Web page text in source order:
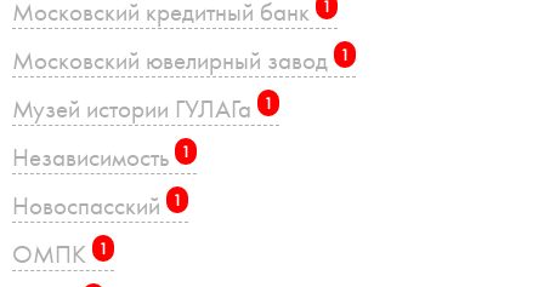
Московский кредитный банк 1
Московский ювелирный завод 1
Музей истории ГУЛАГа 1
Независимость 1
Новоспасский 1
ОМПК 1